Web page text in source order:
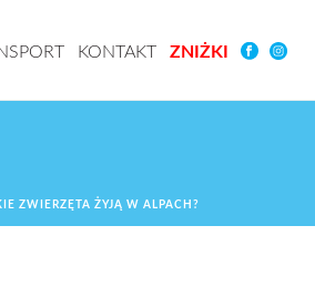
KONTAKT ZNIŻKI
ZWIERZĘTA ŻYJĄ W ALPACH?